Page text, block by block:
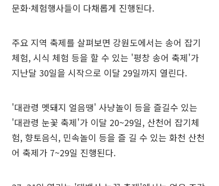
문화·체험행사들이 다채롭게 진행된다.
주요 지역 축제를 살펴보면 강원도에서는 송어 잡기
체험, 시식 체험 등을 할 수 있는 '평창 송어 축제'가
지난달 30일을 시작으로 이달 29일까지 열린다.
'대관령 멧돼지 얼음땡' 사냥놀이 등을 즐길수 있는
'대관령 눈꽃 축제'가 이달 20~29일, 산천어 잡기체
험, 향토음식, 민속놀이 등을 즐 길 수 있는 화천 산천
어 축제가 7~29일 진행된다.